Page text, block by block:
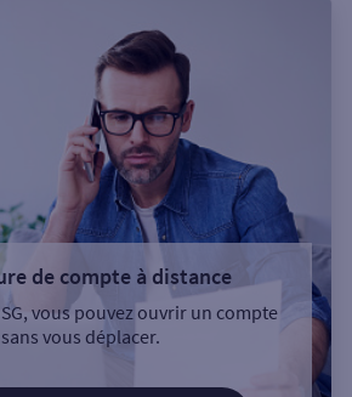
de compte à distance
SG, vous pouvez ouvrir un compte
sans vous déplacer.